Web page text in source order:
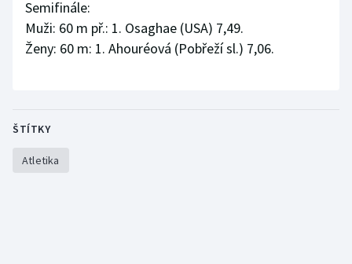
Semifinále:
Muži: 60 m př.: 1. Osaghae (USA) 7,49.
Ženy: 60 m: 1. Ahouréová (Pobřeží sl.) 7,06.
ŠTÍTKY
Atletika